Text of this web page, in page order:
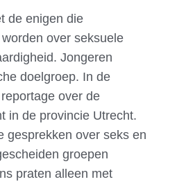
de enigen die
over seksuele
Jongeren
doelgroep. In de
over de
in de provincie Utrecht.
gesprekken over seks en
groepen
praten alleen met